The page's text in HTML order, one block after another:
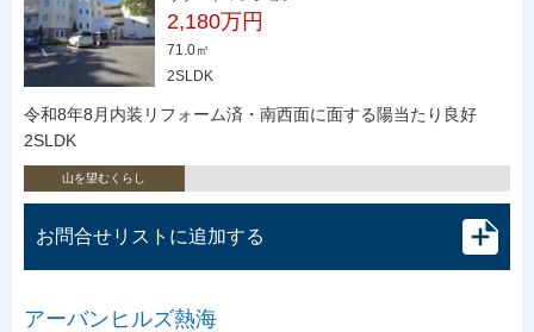
2,180万円
71.0㎡
2SLDK
令和8年8月内装リフォーム済・南西面に面する陽当たり良好
2SLDK
山を望むくらし
お問合せリストに追加する
アーバンヒルズ熱海